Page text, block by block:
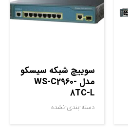
سوييچ شبکه سيسکو
مدل WS-C2960-
8TC-L
دسته-بندی-نشده